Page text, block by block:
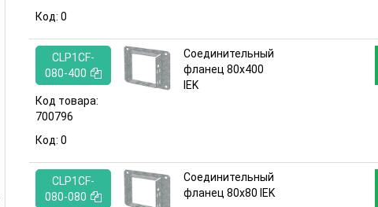
Код: 0
CLP1CF-
080-400
Код товара:
700796
Код: 0
Соединительный
фланец 80х400
IEK
CLP1CF-
080-080
Соединительный
фланец 80х80 IEK